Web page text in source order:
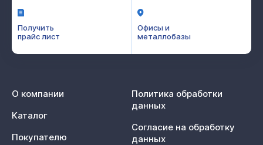
Получить
прайс лист
Офисы и
металлобазы
О компании
Каталог
Покупателю
Политика обработки
данных
Согласие на обработку
данных